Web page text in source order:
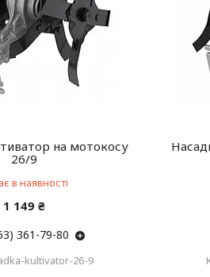
на мотокосу
26/9
в наявності
1 149 ₴
361-79-80
kultivator-26-9